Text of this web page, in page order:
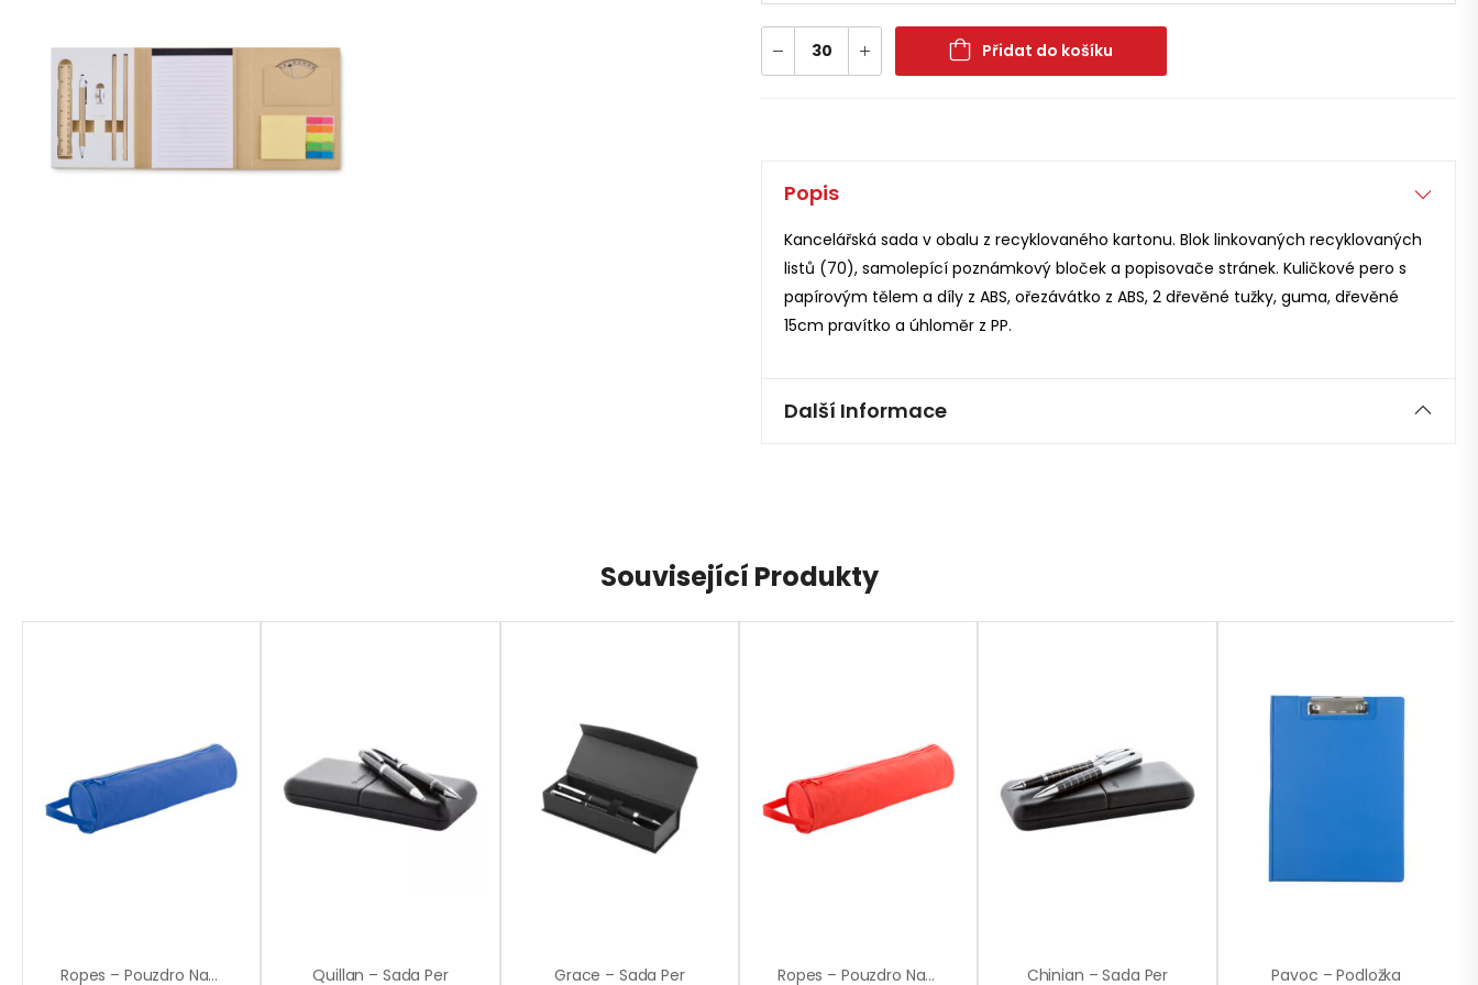
Přidat do košíku
Popis
Kancelářská sada v obalu z recyklovaného kartonu. Blok linkovaných recyklovaných
listů (70), samolepící poznámkový bloček a popisovače stránek. Kuličkové pero s
papírovým tělem a díly z ABS, ořezávátko z ABS, 2 dřevěné tužky, guma, dřevěné
15cm pravítko a úhloměr z PP.
Další Informace
Související Produkty
Ropes – Pouzdro Na Tužky Quillan – Sada Per Grace – Sada Per Ropes – Pouzdro Na Tužky Chinian – Sada Per Pavoc – Podložka